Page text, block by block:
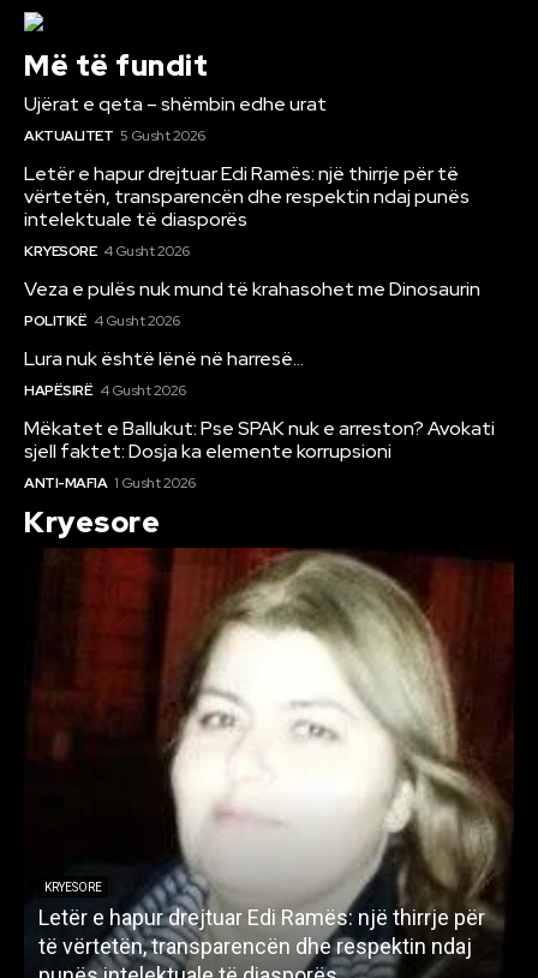
Më të fundit
Ujërat e qeta – shëmbin edhe urat
AKTUALITET 5 Gusht 2026
Letër e hapur drejtuar Edi Ramës: një thirrje për të
vërtetën, transparencën dhe respektin ndaj punës
intelektuale të diasporës
KRYESORE 4 Gusht 2026
Veza e pulës nuk mund të krahasohet me Dinosaurin
POLITIKË 4 Gusht 2026
Lura nuk është lënë në harresë…
HAPËSIRË 4 Gusht 2026
Mëkatet e Ballukut: Pse SPAK nuk e arreston? Avokati
sjell faktet: Dosja ka elemente korrupsioni
ANTI-MAFIA 1 Gusht 2026
Kryesore
KRYESORE
Letër e hapur drejtuar Edi Ramës: një thirrje për
të vërtetën, transparencën dhe respektin ndaj